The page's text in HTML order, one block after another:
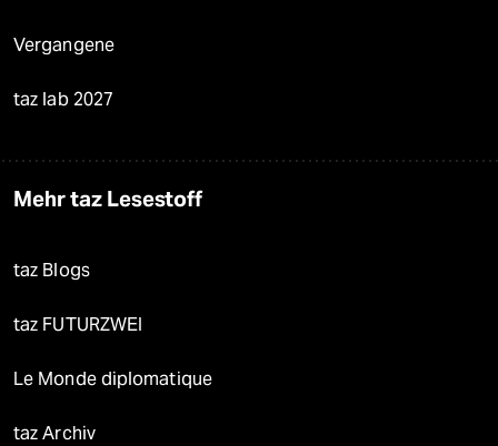
Vergangene
taz lab 2027
Mehr taz Lesestoff
taz Blogs
taz FUTURZWEI
Le Monde diplomatique
taz Archiv